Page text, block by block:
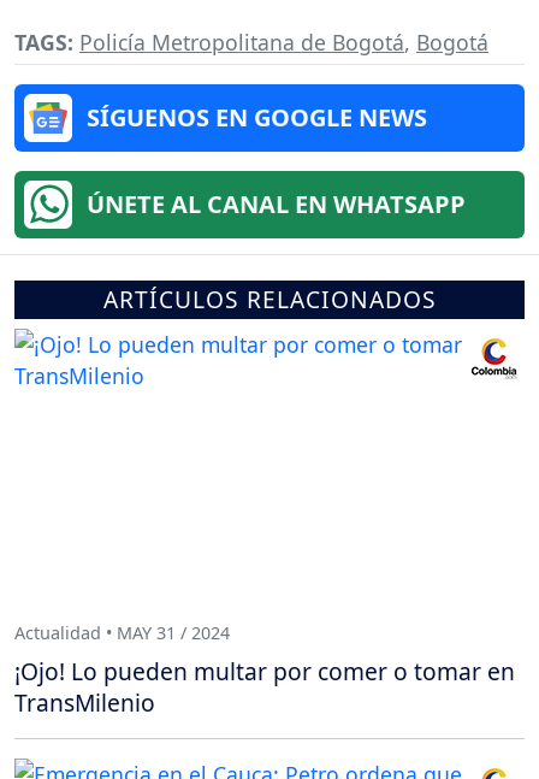
TAGS: Policía Metropolitana de Bogotá, Bogotá
SÍGUENOS EN GOOGLE NEWS
ÚNETE AL CANAL EN WHATSAPP
ARTÍCULOS RELACIONADOS
Actualidad • MAY 31 / 2024
¡Ojo! Lo pueden multar por comer o tomar en
TransMilenio